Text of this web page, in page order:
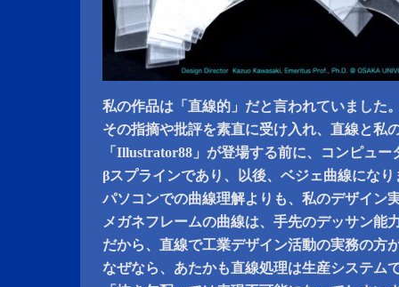
私の作品は「直線的」だと言われていました
その指摘や批評を素直に受け入れ、直線と私
「Illustrator88」が登場する前に、コンピュー
βスプラインであり、以後、ベジェ曲線になり
パソコンでの曲線理解よりも、私のデザイン
メガネフレームの曲線は、手先のデッサン能
だから、直線で工業デザイン活動の実務の方
なぜなら、あたかも直線処理は生産システム